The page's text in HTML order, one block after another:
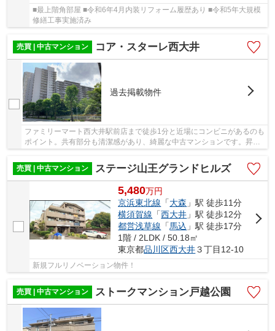
■最上階角部屋 ■令和6年4月内装リフォーム履歴あり ■令和5年大規模
修繕工事実施済み
売買 | 中古マンション コア・スターレ西大井
過去掲載物件
ファミリーマート西大井駅前店まで徒歩1分と近場にコンビニがあるのも
ポイント。共有部分も清潔感があり、綺麗な中古マンションです。昇り
売買 | 中古マンション
ステージ山王グランドヒルズ
5,480万円
京浜東北線 「大森 」駅 徒歩11分
横須賀線 「西大井 」駅 徒歩12分
都営浅草線 「馬込 」駅 徒歩17分
1階 / 2LDK / 50.18㎡
東京都品川区西大井３丁目12-10
新規フルリノベーション物件！
売買 | 中古マンション ストークマンション戸越公園